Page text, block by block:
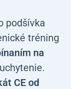
podšívka
tréning
na
CE od